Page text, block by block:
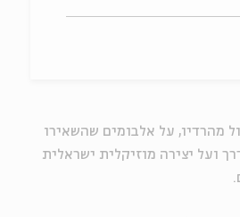
מהרדיו, על אלבומים שהשאירו
ועל יצירה מוזיקלית ישראלית